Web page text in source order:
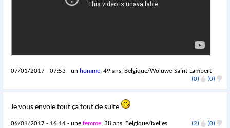
07/01/2017 - 07:53 - un homme, 49 ans, Belgique/Woluwe-Saint-Lambert
(0)
(0)
Je vous envoie tout ça tout de suite
06/01/2017 - 16:14 - unefemme, 38 ans, Belgique/Ixelles (2) (0)